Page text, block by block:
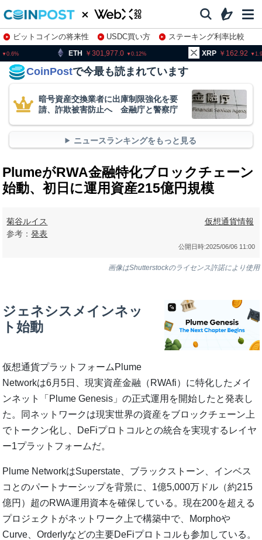
ビットコインの将来性 USDC買い方
ステーキング利率比較
株特集・関連銘柄
301,977.0 0.12 XRP 162.92 BNB
CoinPostで今最も読まれています
暗号資産交換業者に出庫制限強化を要
請、詐欺被害防止へ 金融庁と警察庁
ニュースランキングをもっと見る
PlumeがRWA金融特化ブロックチェーン
始動、初日に運用資産215億円規模
菊谷ルイス
参考：発表
仮想通貨情報
公開日時:2025/06/06 11:00
画像はShutterstockのライセンス許諾により使用
ジェネシスメインネッ
ト始動
仮想通貨プラットフォームPlume
Networkは6月5日、現実資産金融（RWAfi）に特化したメイ
ンネット「Plume Genesis」の正式運用を開始したと発表し
た。同ネットワークは現実世界の資産をブロックチェーン上
でトークン化し、DeFiプロトコルとの統合を実現するレイヤ
ー1プラットフォームだ。
Plume NetworkはSuperstate、ブラックストーン、インベス
コとのパートナーシップを背景に、1億5,000万ドル（約215
億円）超のRWA運用資本を確保している。現在200を超える
プロジェクトがネットワーク上で構築中で、Morphoや
Curve、Orderlyなどの主要DeFiプロトコルも参加している。